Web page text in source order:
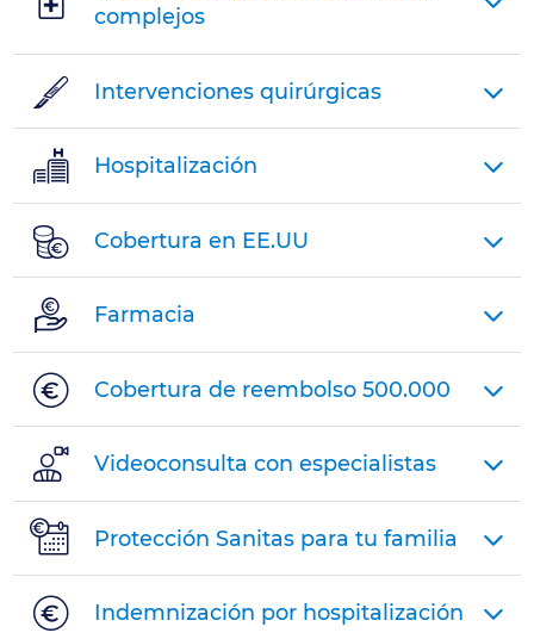
Carencias
Preexistencias
Videoconsulta
Clínicas
concertadas
Precio
final
complejos
Intervenciones quirúrgicas
Hospitalización
Cobertura en EE.UU
Farmacia
Cobertura de reembolso 500.000
Videoconsulta con especialistas
Protección Sanitas para tu familia
Indemnización por hospitalización